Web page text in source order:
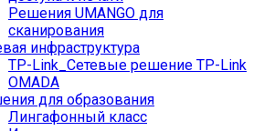
Решения UMANGO для
сканирования
инфраструктура
TP-Link_ Сетевые решение TP-Link
OMADA
для образования
Лингафонный класс